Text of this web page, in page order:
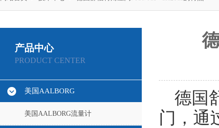
产品中心
PRODUCT CENTER
美国AALBORG
美国AALBORG流量计
德国
门，通